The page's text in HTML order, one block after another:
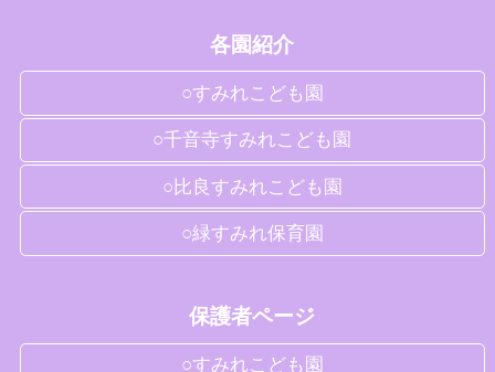
各園紹介
○すみれこども園
○千音寺すみれこども園
○比良すみれこども園
○緑すみれ保育園
保護者ページ
○すみれこども園